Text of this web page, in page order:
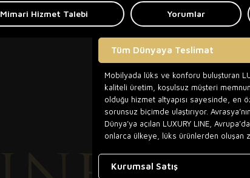
Mimari Hizmet Talebi Yorumlar
Tüm Dünyaya Teslimat
Mobilyada lüks ve konforu buluşturan
kaliteli üretim, koşulsuz müşteri
olduğu hizmet altyapısı sayesinde, en
sorunsuz biçimde ulaştırıyor.
Dünya’ya açılan LUXURY LINE,
onlarca ülkeye, lüks ürünlerden oluşan
Kurumsal Satış